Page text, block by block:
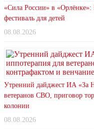
«Сила России» в «Орлёнке»:
фестиваль для детей
08.08.2026
Утренний дайджест ИА «За
ветеранов СВО, приговор
колонии
08.08.2026